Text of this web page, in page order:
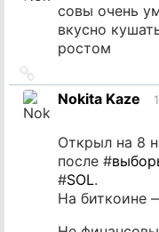
совы очень
вкусно
ростом
на
источник
Nokita Kaze
Открыл на 8
после #
#SOL.
На биткоине